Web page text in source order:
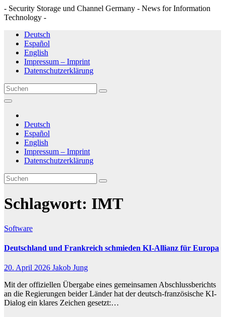
- Security Storage und Channel Germany - News for Information
Technology -
Zum
Inhalt
springen
Deutsch
Español
English
Impressum – Imprint
Datenschutzerklärung
Deutsch
Español
English
Impressum – Imprint
Datenschutzerklärung
Schlagwort: IMT
Software
Deutschland und Frankreich schmieden KI-Allianz für Europa
20. April 2026 Jakob Jung
Mit der offiziellen Übergabe eines gemeinsamen Abschlussberichts
an die Regierungen beider Länder hat der deutsch-französische KI-
Dialog ein klares Zeichen gesetzt:…